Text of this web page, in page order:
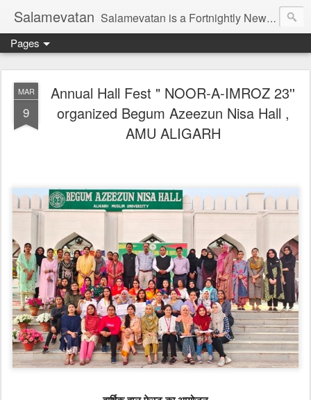
Salamevatan Salamevatan is a Fortnightly Newspaper published from Aligarh, India. Established on 15th August, 2003, the Newspaper aims to provide quality News, Views, Articles, Essays, interviews and many other things which are beneficial to the Common people of India, making them aware and helping them in performing their day to day activities more efficiently and effectively.
Pages
MAR
9
Annual Hall Fest " NOOR-A-IMROZ 23''
organized Begum Azeezun Nisa Hall ,
AMU ALIGARH